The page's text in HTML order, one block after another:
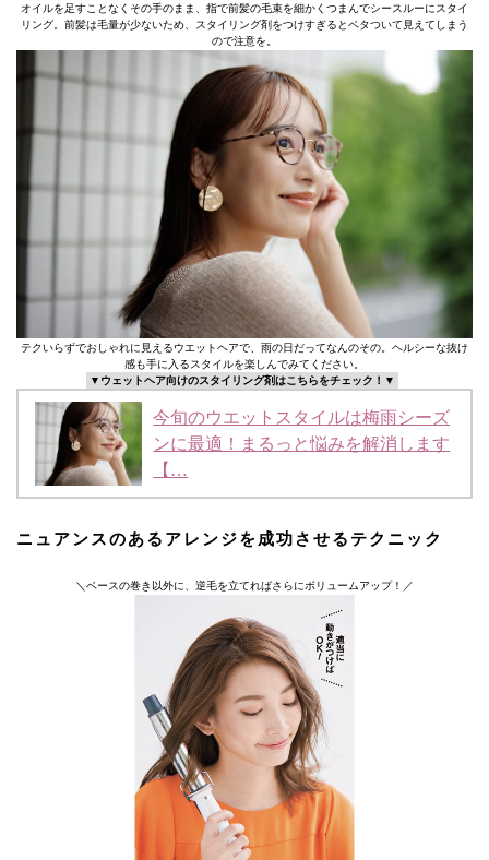
オイルを足すことなくその手のまま、指で前髪の毛束を細かくつまんでシースルーにスタイ
リング。前髪は毛量が少ないため、スタイリング剤をつけすぎるとベタついて見えてしまう
ので注意を。
テクいらずでおしゃれに見えるウエットヘアで、雨の日だってなんのその。ヘルシーな抜け
感も手に入るスタイルを楽しんでみてください。
▼ウェットヘア向けのスタイリング剤はこちらをチェック！▼
今旬のウエットスタイルは梅雨シーズ
ンに最適！まるっと悩みを解消します
【…
ニュアンスのあるアレンジを成功させるテクニック
＼ベースの巻き以外に、逆毛を立てればさらにボリュームアップ！／